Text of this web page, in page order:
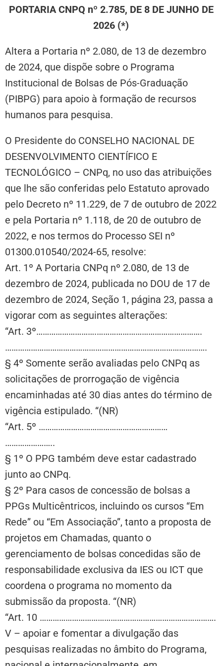
PORTARIA CNPQ nº 2.785, DE 8 DE JUNHO DE
2026 (*)
Altera a Portaria nº 2.080, de 13 de dezembro
de 2024, que dispõe sobre o Programa
Institucional de Bolsas de Pós-Graduação
(PIBPG) para apoio à formação de recursos
humanos para pesquisa.
O Presidente do CONSELHO NACIONAL DE
DESENVOLVIMENTO CIENTÍFICO E
TECNOLÓGICO – CNPq, no uso das atribuições
que lhe são conferidas pelo Estatuto aprovado
pelo Decreto nº 11.229, de 7 de outubro de 2022
e pela Portaria nº 1.118, de 20 de outubro de
2022, e nos termos do Processo SEI nº
01300.010540/2024-65, resolve:
Art. 1º A Portaria CNPq nº 2.080, de 13 de
dezembro de 2024, publicada no DOU de 17 de
dezembro de 2024, Seção 1, página 23, passa a
vigorar com as seguintes alterações:
“Art. 3º……………………….………………………………………….
………………………………………………………………………………….
§ 4º Somente serão avaliadas pelo CNPq as
solicitações de prorrogação de vigência
encaminhadas até 30 dias antes do término de
vigência estipulado. “(NR)
“Art. 5º ……………………………………………………
…………………..
§ 1º O PPG também deve estar cadastrado
junto ao CNPq.
§ 2º Para casos de concessão de bolsas a
PPGs Multicêntricos, incluindo os cursos “Em
Rede” ou “Em Associação”, tanto a proposta de
projetos em Chamadas, quanto o
gerenciamento de bolsas concedidas são de
responsabilidade exclusiva da IES ou ICT que
coordena o programa no momento da
submissão da proposta. “(NR)
“Art. 10 ……………………………………………………………………….
V – apoiar e fomentar a divulgação das
pesquisas realizadas no âmbito do Programa,